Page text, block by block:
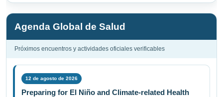
Agenda Global de Salud
Próximos encuentros y actividades oficiales verificables
12 de agosto de 2026
Preparing for El Niño and Climate-related Health